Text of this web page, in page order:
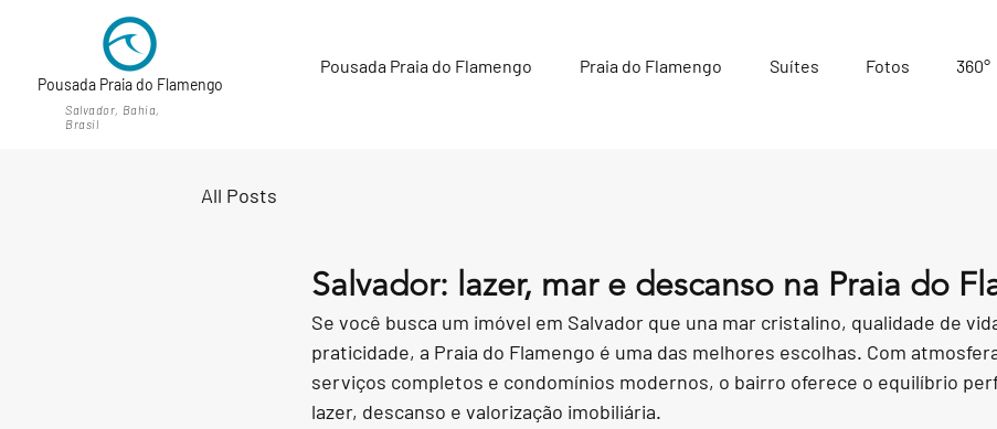
Pousada Praia do Flamengo
Salvador, Bahia,
Brasil
Pousada Praia do Flamengo Praia do Flamengo Suítes Fotos 360°
All Posts
Salvador: lazer, mar e descanso na Praia do
Se você busca um imóvel em Salvador que una mar cristalino, qualidade de
praticidade, a Praia do Flamengo é uma das melhores escolhas. Com
serviços completos e condomínios modernos, o bairro oferece o equilíbrio
lazer, descanso e valorização imobiliária.